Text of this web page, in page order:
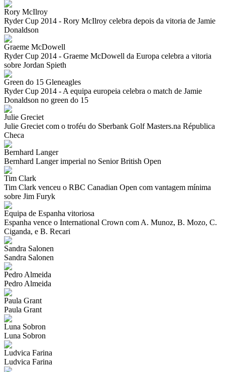
Rory McIlroy
Ryder Cup 2014 - Rory McIlroy celebra depois da vitoria de Jamie
Donaldson
Graeme McDowell
Ryder Cup 2014 - Graeme McDowell da Europa celebra a vitoria
sobre Jordan Spieth
Green do 15 Gleneagles
Ryder Cup 2014 - A equipa europeia celebra o match de Jamie
Donaldson no green do 15
Julie Greciet
Julie Greciet com o troféu do Sberbank Golf Masters.na Républica
Checa
Bernhard Langer
Bernhard Langer imperial no Senior British Open
Tim Clark
Tim Clark venceu o RBC Canadian Open com vantagem mínima
sobre Jim Furyk
Equipa de Espanha vitoriosa
Espanha vence o International Crown com A. Munoz, B. Mozo, C.
Ciganda, e B. Recari
Sandra Salonen
Sandra Salonen
Pedro Almeida
Pedro Almeida
Paula Grant
Paula Grant
Luna Sobron
Luna Sobron
Ludvica Farina
Ludvica Farina